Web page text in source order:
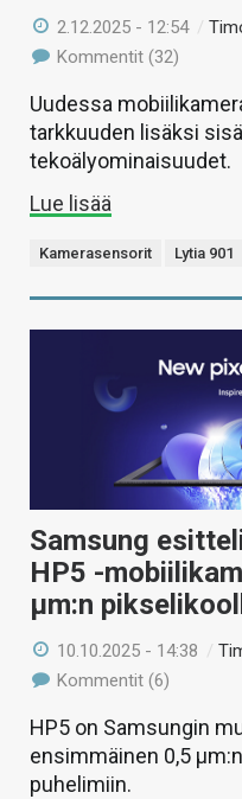
2.12.2025 - 12:54 /
Kommentit (32)
Uudessa
tarkkuuden lisäksi
tekoälyominaisuudet.
Lue lisää
Kamerasensorit Lytia 901
Samsung
HP5 -
µm:n
10.10.2025 - 14:38 /
Kommentit (6)
HP5 on Samsungin
ensimmäinen 0,5
puhelimiin.